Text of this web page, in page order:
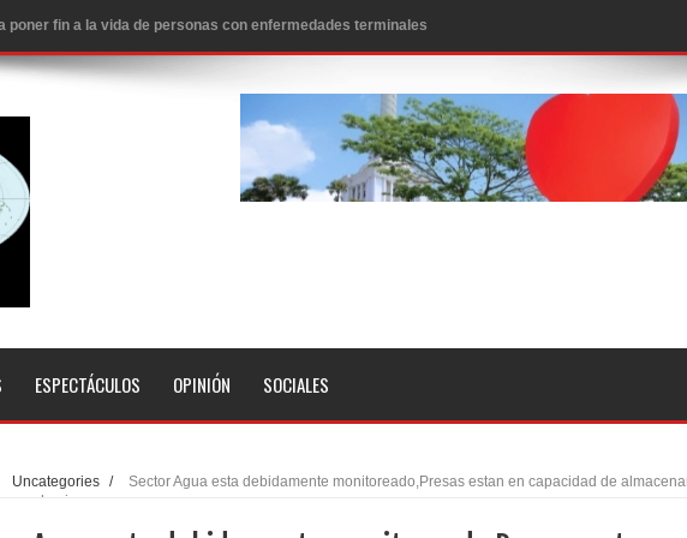
poner fin a la vida de personas con enfermedades terminales
Juegos Centroamericanos SD 2026
de agua sube a 90 pesos
son detenidos en los aeropuertos de EE.UU., según NBC
por un delicado problema cardíaco
a unirse para sacar al PRM del Gobierno
a sus nuevas autoridades
Humala queda en libertad tras la anulación de condena de 15 años por lavado
impulsan nuevas metas de transparencia a través SISMAP municipal
detención del expresidente Evo Morales
ESPECTÁCULOS OPINIÓN SOCIALES
Uncategories /
Sector Agua esta debidamente monitoreado,Presas estan en capacidad de
en el pais.